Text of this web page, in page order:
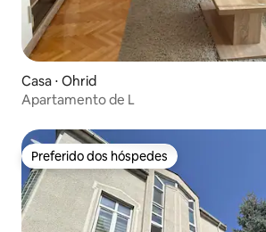
Casa ⋅ Ohrid
Apartamento de L
Preferido dos hóspedes
Preferido dos hóspedes